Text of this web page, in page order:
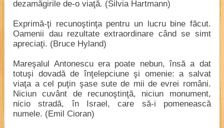
dezamăgirile de-o viaţă. (Silvia Hartmann)
Exprimă-ţi recunoştinţa pentru un lucru bine făcut.
Oamenii dau rezultate extraordinare când se simt
apreciaţi. (Bruce Hyland)
Mareşalul Antonescu era poate nebun, însă a dat
totuşi dovadă de înţelepciune şi omenie: a salvat
viaţa a cel puţin şase sute de mii de evrei români.
Niciun cuvânt de recunoştinţă, niciun monument,
nicio stradă, în Israel, care să-i pomenească
numele. (Emil Cioran)